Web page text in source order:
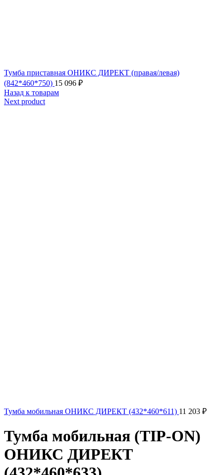
Тумба приставная ОНИКС ДИРЕКТ (правая/левая)
(842*460*750) 15 096 ₽
Назад к товарам
Next product
Тумба мобильная ОНИКС ДИРЕКТ (432*460*611) 11 203 ₽
Тумба мобильная (TIP-ON)
ОНИКС ДИРЕКТ